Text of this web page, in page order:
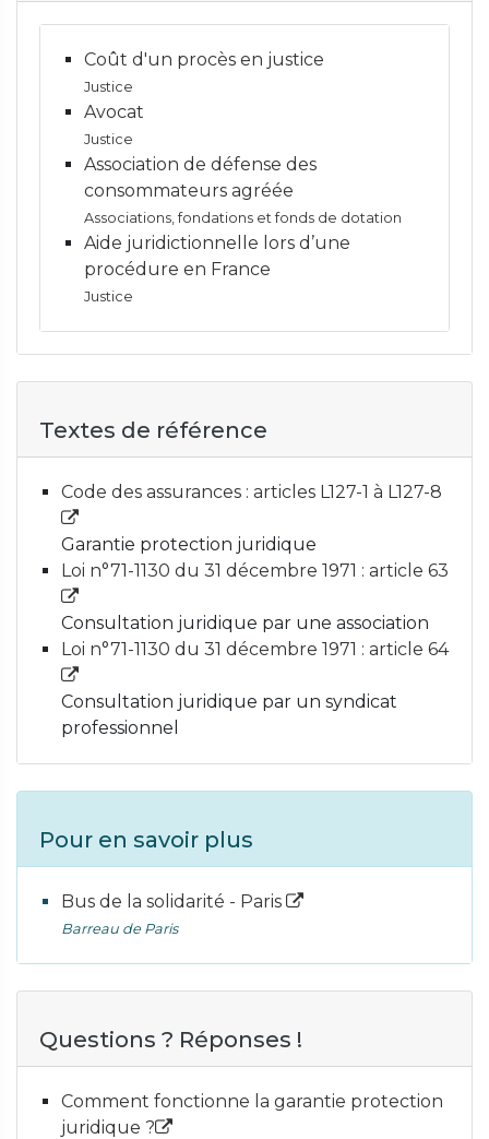
Coût d'un procès en justice
Justice
Avocat
Justice
Association de défense des
consommateurs agréée
Associations, fondations et fonds de dotation
Aide juridictionnelle lors d’une
procédure en France
Justice
Textes de référence
Code des assurances : articles L127-1 à L127-8
Garantie protection juridique
Loi n°71-1130 du 31 décembre 1971 : article 63
Consultation juridique par une association
Loi n°71-1130 du 31 décembre 1971 : article 64
Consultation juridique par un syndicat
professionnel
Pour en savoir plus
Bus de la solidarité - Paris
Barreau de Paris
Questions ? Réponses !
Comment fonctionne la garantie protection
juridique ?